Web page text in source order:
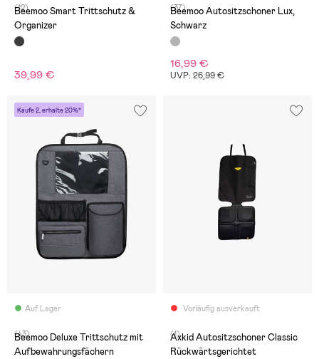
(12)
Beemoo Smart Trittschutz &
Organizer
39,99 €
(37)
Beemoo Autositzschoner Lux,
Schwarz
16,99 €
UVP: 26,99 €
Kaufe 2, erhalte 20%*
Auf Lager
(43)
Beemoo Deluxe Trittschutz mit
Aufbewahrungsfächern
Vorläufig ausverkauft
(1)
Axkid Autositzschoner Classic
Rückwärtsgerichtet